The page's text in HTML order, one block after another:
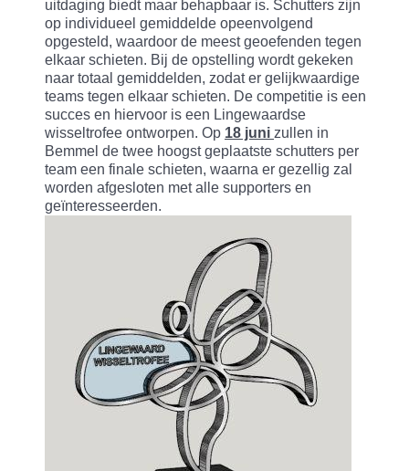
uitdaging biedt maar behapbaar is. Schutters zijn
op individueel gemiddelde opeenvolgend
opgesteld, waardoor de meest geoefenden tegen
elkaar schieten. Bij de opstelling wordt gekeken
naar totaal gemiddelden, zodat er gelijkwaardige
teams tegen elkaar schieten. De competitie is een
succes en hiervoor is een Lingewaardse
wisseltrofee ontworpen. Op 18 juni zullen in
Bemmel de twee hoogst geplaatste schutters per
team een finale schieten, waarna er gezellig zal
worden afgesloten met alle supporters en
geïnteresseerden.